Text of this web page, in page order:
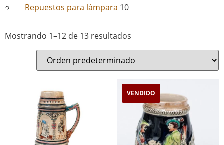
Repuestos para lámpara 10
Mostrando 1–12 de 13 resultados
VENDIDO